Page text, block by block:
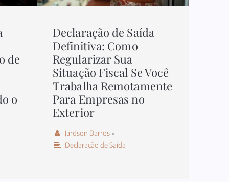
de
o
Declaração de Saída
Definitiva: Como
Regularizar Sua
Situação Fiscal Se Você
Trabalha Remotamente
Para Empresas no
Exterior
Jardson Barros •
Declaração de Saída